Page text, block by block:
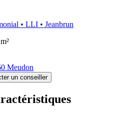
• LLI • Jeanbrun
Meudon
un conseiller